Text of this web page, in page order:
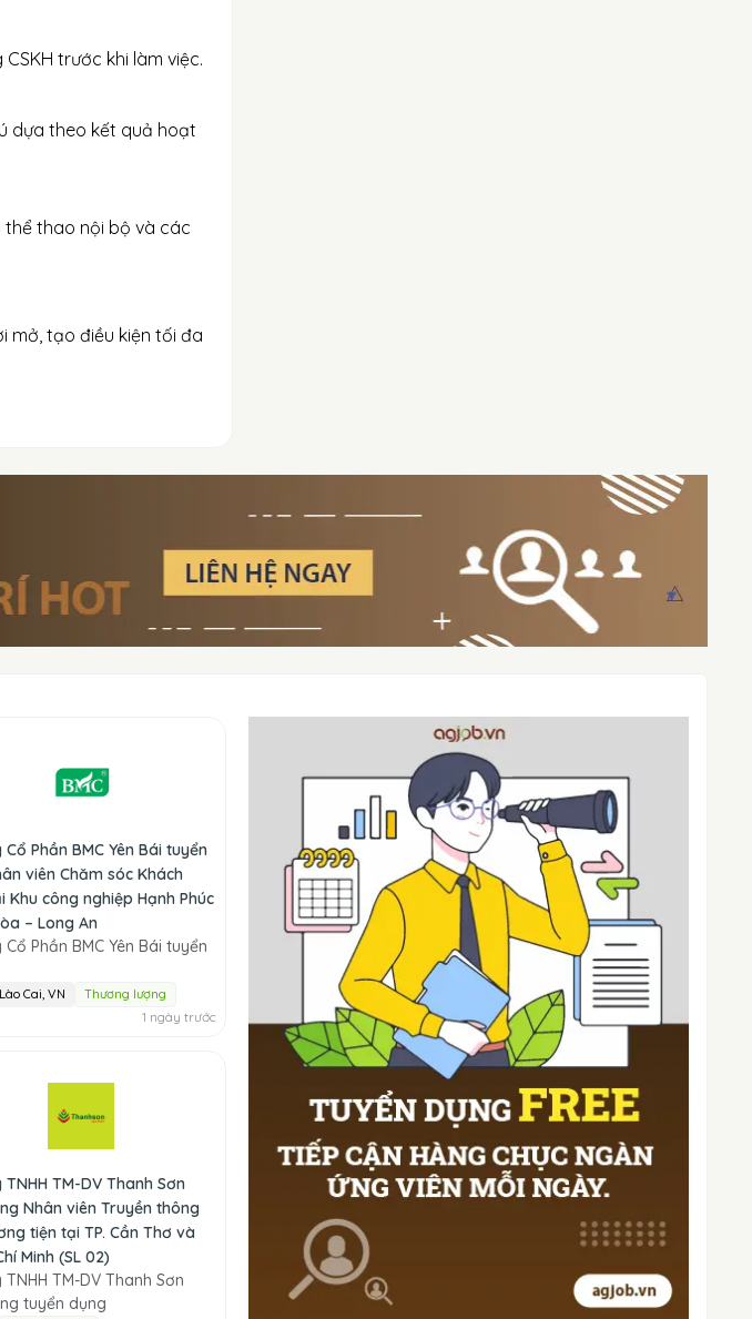
trước khi làm việc.
dựa theo kết quả hoạt
thao nội bộ và các
mở, tạo điều kiện tối đa
Phần BMC Yên Bái tuyển
viên Chăm sóc Khách
Khu công nghiệp Hạnh Phúc
– Long An
Phần BMC Yên Bái tuyển
Cai, VN Thương lượng
1 ngày trước
TM-DV Thanh Sơn
Nhân viên Truyền thông
tiện tại TP. Cần Thơ và
Minh (SL 02)
TM-DV Thanh Sơn
tuyển dụng